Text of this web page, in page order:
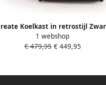
Koelkast in retrostijl
Gebroken wit FRIDGE
107L
1 webshop
€ 479,95€ 449,95